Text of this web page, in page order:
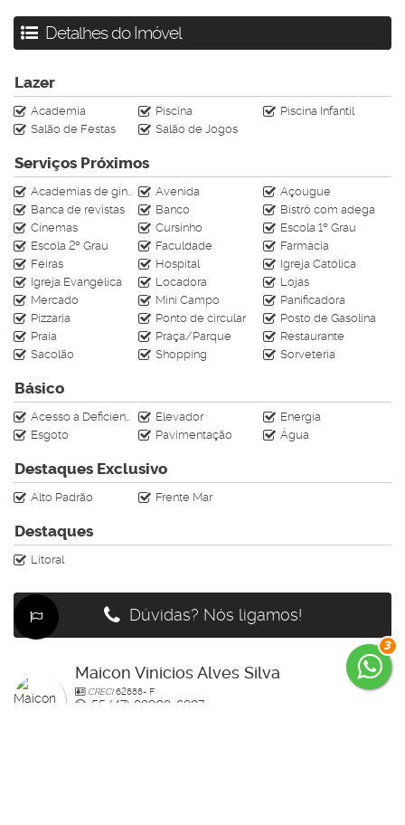
3
R$ 28.500.000,00
Entre em contato para saber mais informações sobre esse
imóvel:
(47) 99665-7400 (atendimento on-line)
Av. Central n°413-6 (Baln. Camboriú)
Av. Brasil n°2636-1 (Baln. Camboriú)
Av. Carlos Drummond de Andrade n°164-2 (Praia Brava)
www.rahimoveis.com
CRECI J-4728
Detalhes do Imóvel
Lazer
Academia Piscina
Piscina Infantil
Salão de Festas
Salão de Jogos
Serviços Próximos
Academias de ginástica Avenida
Açougue
Banca de revistas
Banco
Bistrô com adega
Cinemas
Cursinho
Escola 1º Grau
Escola 2º Grau
Faculdade
Farmácia
Feiras
Hospital
Igreja Católica
Igreja Evangélica
Locadora
Lojas
Mercado
Mini Campo
Panificadora
Pizzaria
Ponto de circular
Posto de Gasolina
Praia
Praça/Parque
Restaurante
Sacolão
Shopping Sorveteria
Básico
Acesso a Deficientes Elevador
Energia
Esgoto
Pavimentação Água
Destaques Exclusivo
Alto Padrão Frente Mar
Destaques
Litoral
Dúvidas? Nós ligamos!
Maicon Vinicios Alves Silva
CRECI62888- F
+55 (47) 98808-6897